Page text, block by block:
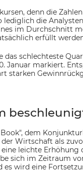
denn die
die
im Durchschnitt
erfüllt
das schlechteste
Januar markiert.
starken
dem
Wirtschaft als
leichte Erhöhung
sich im Zeitraum
wird eine